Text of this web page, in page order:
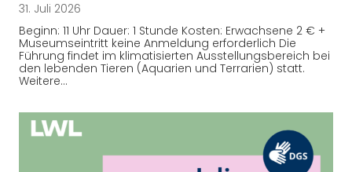
31. Juli 2026
Beginn: 11 Uhr Dauer: 1 Stunde Kosten: Erwachsene 2 € +
Museumseintritt keine Anmeldung erforderlich Die
Führung findet im klimatisierten Ausstellungsbereich bei
den lebenden Tieren (Aquarien und Terrarien) statt.
Weitere…